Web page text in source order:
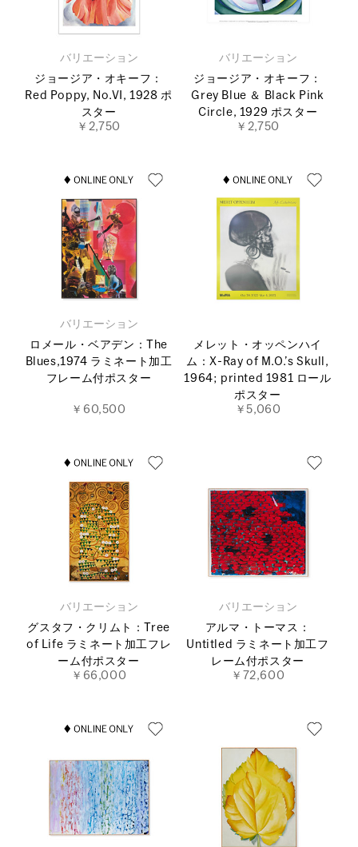
バリエーション
ジョージア・オキーフ：
Red Poppy, No.VI, 1928 ポ
スター
￥2,750
バリエーション
ジョージア・オキーフ：
Grey Blue ＆ Black Pink
Circle, 1929 ポスター
￥2,750
バリエーション
ロメール・ベアデン：The
Blues,1974 ラミネート加工
フレーム付ポスター
￥60,500
メレット・オッペンハイ
ム：X-Ray of M.O.’s Skull,
1964; printed 1981 ロール
ポスター
￥5,060
バリエーション
グスタフ・クリムト：Tree
of Life ラミネート加工フレ
ーム付ポスター
￥66,000
バリエーション
アルマ・トーマス：
Untitled ラミネート加工フ
レーム付ポスター
￥72,600